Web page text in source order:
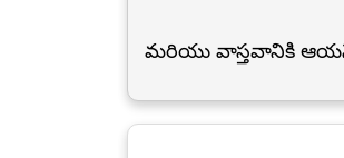
మరియు వాస్తవానికి ఆయనే